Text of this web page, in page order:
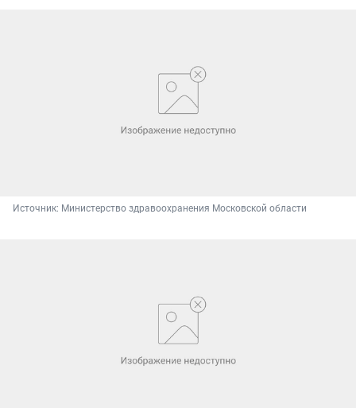
Источник: Министерство здравоохранения Московской области